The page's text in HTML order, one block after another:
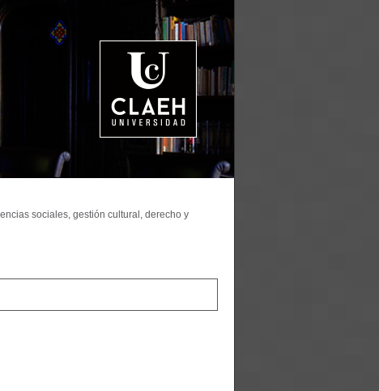
sociales, gestión cultural, derecho y